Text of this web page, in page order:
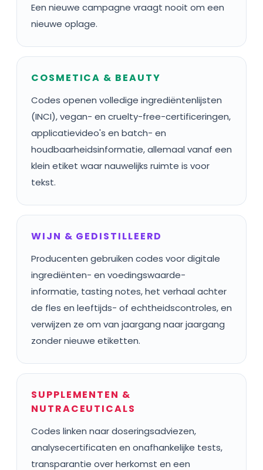
Een nieuwe campagne vraagt nooit om een
nieuwe oplage.
COSMETICA & BEAUTY
Codes openen volledige ingrediëntenlijsten
(INCI), vegan- en cruelty-free-certificeringen,
applicatievideo's en batch- en
houdbaarheidsinformatie, allemaal vanaf een
klein etiket waar nauwelijks ruimte is voor
tekst.
WIJN & GEDISTILLEERD
Producenten gebruiken codes voor digitale
ingrediënten- en voedingswaarde-
informatie, tasting notes, het verhaal achter
de fles en leeftijds- of echtheidscontroles, en
verwijzen ze om van jaargang naar jaargang
zonder nieuwe etiketten.
SUPPLEMENTEN &
NUTRACEUTICALS
Codes linken naar doseringsadviezen,
analysecertificaten en onafhankelijke tests,
transparantie over herkomst en een